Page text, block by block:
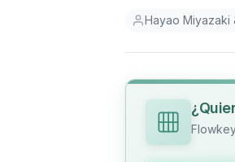
Hayao Miyazaki